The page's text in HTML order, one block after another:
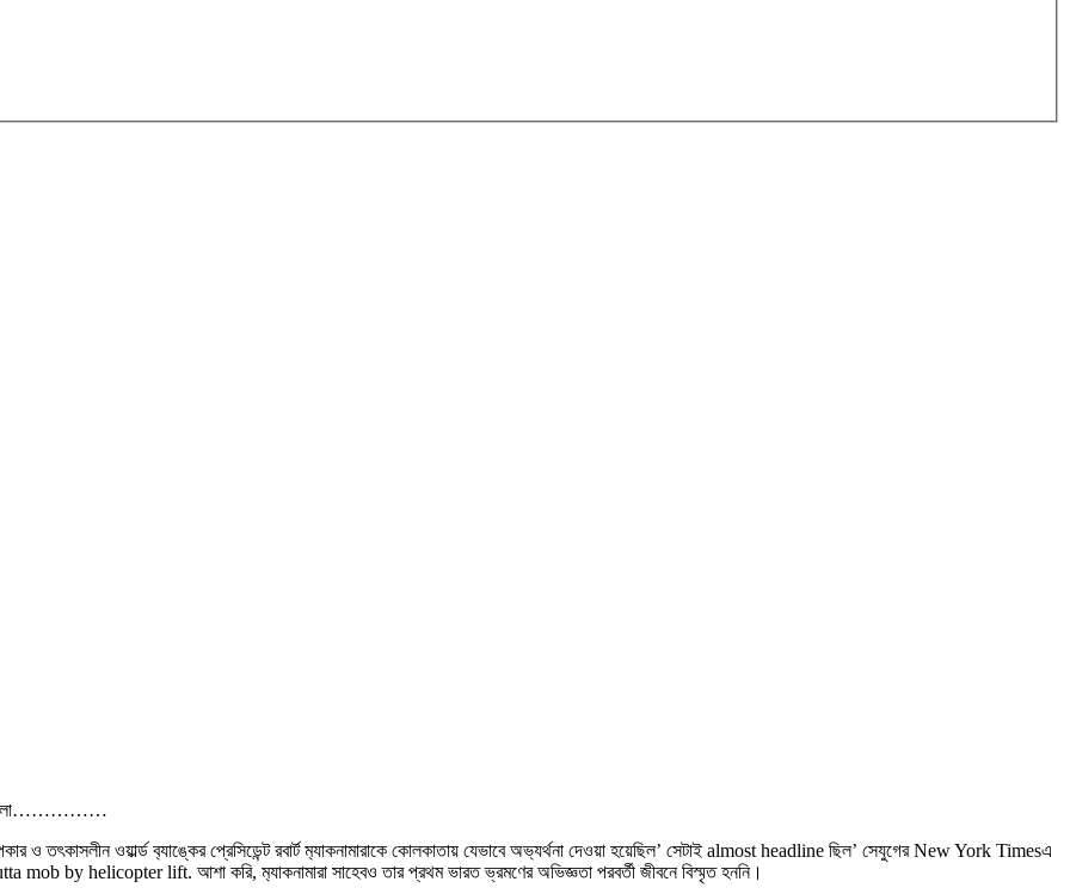
হলো……………
ও তৎকাসলীন ওয়ার্ল্ড ব‍্যাঙ্কের প্রেসিডেন্ট রবার্ট ম‍্যাকনামারাকে কোলকাতায় যেভাবে অভ‍্যর্থনা দেওয়া হয়েছিল’ সেটাই almost headline ছিল’ সেযুগের New York Timesএ
by helicopter lift. আশা করি, ম‍্যাকনামারা সাহেবও তার প্রথম ভারত ভ্রমণের অভিজ্ঞতা পরবর্তী জীবনে বিস্মৃত হননি।